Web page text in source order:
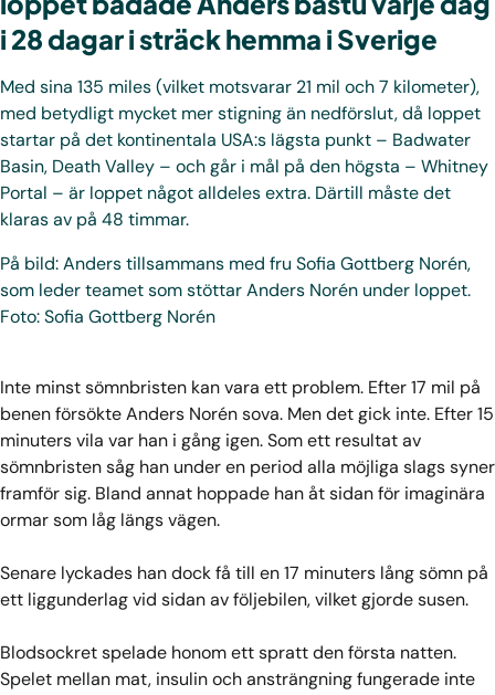
i 28 dagar i sträck hemma i Sverige
Med sina 135 miles (vilket motsvarar 21 mil och 7 kilometer),
med betydligt mycket mer stigning än nedförslut, då loppet
startar på det kontinentala USA:s lägsta punkt – Badwater
Basin, Death Valley – och går i mål på den högsta – Whitney
Portal – är loppet något alldeles extra. Därtill måste det
klaras av på 48 timmar.
På bild: Anders tillsammans med fru Sofia Gottberg Norén,
som leder teamet som stöttar Anders Norén under loppet.
Foto: Sofia Gottberg Norén
Inte minst sömnbristen kan vara ett problem. Efter 17 mil på
benen försökte Anders Norén sova. Men det gick inte. Efter 15
minuters vila var han i gång igen. Som ett resultat av
sömnbristen såg han under en period alla möjliga slags syner
framför sig. Bland annat hoppade han åt sidan för imaginära
ormar som låg längs vägen.
Senare lyckades han dock få till en 17 minuters lång sömn på
ett liggunderlag vid sidan av följebilen, vilket gjorde susen.
Blodsockret spelade honom ett spratt den första natten.
Spelet mellan mat, insulin och ansträngning fungerade inte